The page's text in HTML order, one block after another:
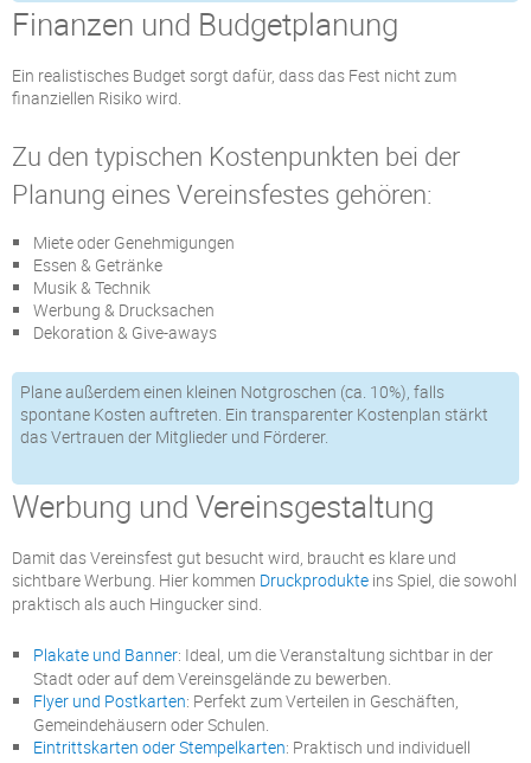
Finanzen und Budgetplanung
Ein realistisches Budget sorgt dafür, dass das Fest nicht zum
finanziellen Risiko wird.
Zu den typischen Kostenpunkten bei der
Planung eines Vereinsfestes gehören:
Miete oder Genehmigungen
Essen & Getränke
Musik & Technik
Werbung & Drucksachen
Dekoration & Give-aways
Plane außerdem einen kleinen Notgroschen (ca. 10%), falls
spontane Kosten auftreten. Ein transparenter Kostenplan stärkt
das Vertrauen der Mitglieder und Förderer.
Werbung und Vereinsgestaltung
Damit das Vereinsfest gut besucht wird, braucht es klare und
sichtbare Werbung. Hier kommen Druckprodukte ins Spiel, die sowohl
praktisch als auch Hingucker sind.
Plakate und Banner: Ideal, um die Veranstaltung sichtbar in der
Stadt oder auf dem Vereinsgelände zu bewerben.
Flyer und Postkarten: Perfekt zum Verteilen in Geschäften,
Gemeindehäusern oder Schulen.
Eintrittskarten oder Stempelkarten: Praktisch und individuell